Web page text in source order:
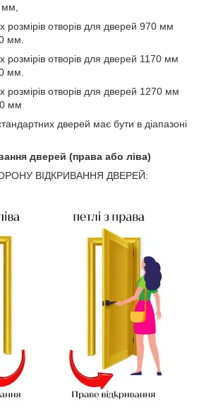
розмірів отворів для дверей 970 мм
мм.
розмірів отворів для дверей 1170 мм
мм.
розмірів отворів для дверей 1270 мм
мм
дверей має бути в діапазоні
дверей (права або ліва)
ВІДКРИВАННЯ ДВЕРЕЙ: